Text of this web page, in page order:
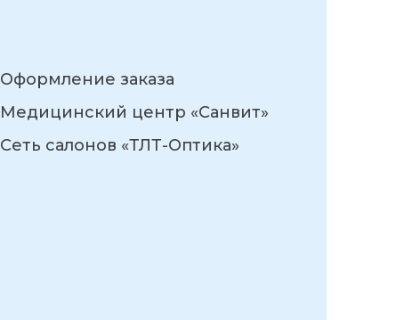
Оформление заказа
Медицинский центр «Санвит»
Сеть салонов «ТЛТ-Оптика»